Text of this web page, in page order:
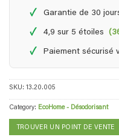
✓ Garantie de 30
✓ 4,9 sur 5 étoiles
✓ Paiement sécurisé
SKU: 13.20.005
Category: EcoHome - Désodorisant
TROUVER UN POINT DE VENTE